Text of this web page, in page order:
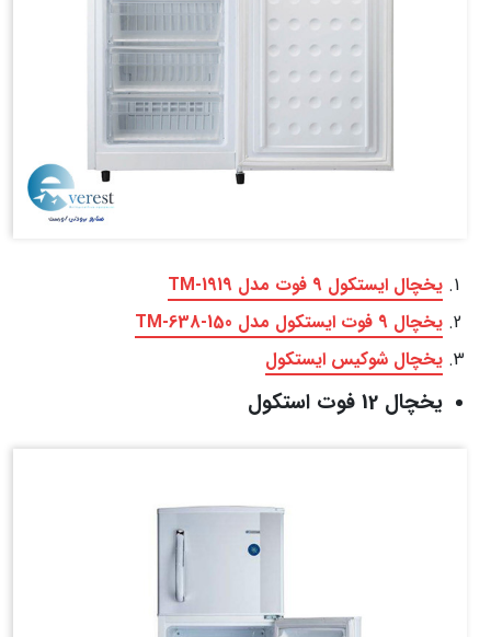
یخچال ایستکول 9 فوت مدل TM-1919
یخچال 9 فوت ایستکول مدل TM-638-150
یخچال شوکیس ایستکول
یخچال 12 فوت استکول